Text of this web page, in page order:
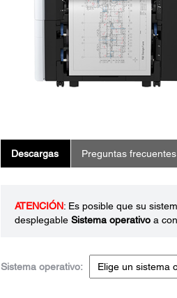
Descargas Preguntas frecuentes
ATENCIÓN: Es posible que su
desplegable Sistema operativoa
Sistema operativo: